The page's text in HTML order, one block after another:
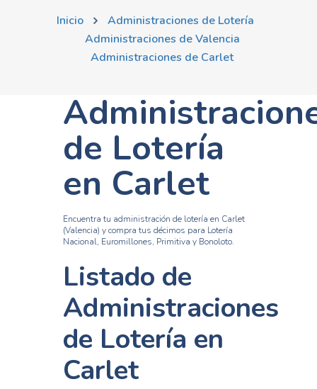
Inicio
Administraciones de Lotería
Administraciones de Valencia
Administraciones de Carlet
de Lotería
en Carlet
Encuentra tu administración de lotería en Carlet
(Valencia) y compra tus décimos para Lotería
Nacional, Euromillones, Primitiva y Bonoloto.
Listado de
Administraciones
de Lotería en
Carlet